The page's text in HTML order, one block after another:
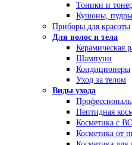
Тоники и
Кушоны,
Приборы для красоты
Для волос и тела
Керамическая
Шампуни
Кондиционеры
Уход за телом
Виды ухода
Пептидная
Косметика с
Косметика от